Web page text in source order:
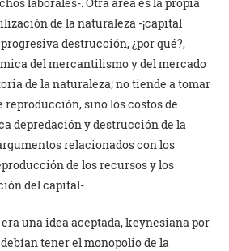
de la naturaleza -¡capital
destrucción, ¿por qué?,
del mercantilismo y del mercado
de la naturaleza; no tiende a tomar
reproducción, sino los costos de
depredación y destrucción de la
relacionados con los
de los recursos y los
del capital-.
una idea aceptada, keynesiana por
tener el monopolio de la